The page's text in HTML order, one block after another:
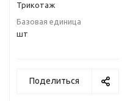
Трикотаж
Базовая единица
шт
Поделиться